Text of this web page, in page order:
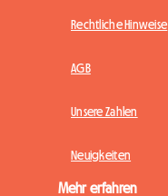
Rechtliche Hinweise
AGB
Unsere Zahlen
Neuigkeiten
Mehr erfahren